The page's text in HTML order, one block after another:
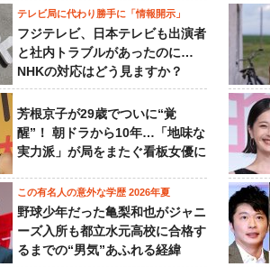
テレビ局に代わり勝手に「情報開示」
フジテレビ、日本テレビも出演者
と社内トラブルがあったのに…
NHKの対応はどう見ますか？
芳根京子が29歳でついに“覚
醒”！ 朝ドラから10年…「地味な
実力派」が局をまたぐ看板女優に
この有名人の意外な学歴 2026年夏
野球少年だった亀梨和也がジャニ
ーズ入所も都立水元高校に合格す
るまでの“男気”あふれる経緯